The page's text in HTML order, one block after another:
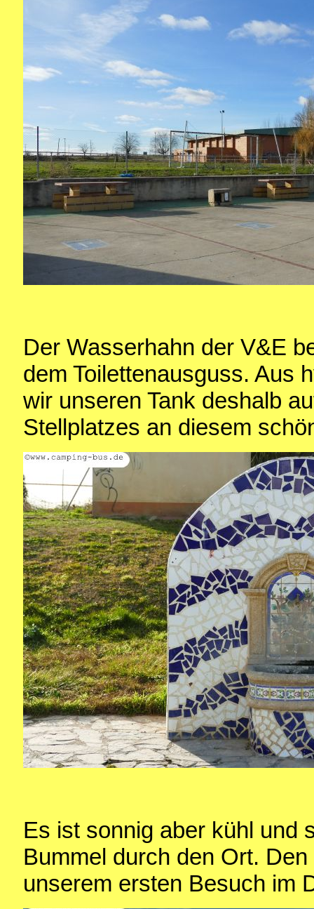
Der Wasserhahn der V&E
dem Toilettenausguss. Aus
wir unseren Tank deshalb
Stellplatzes an diesem
Es ist sonnig aber kühl und
Bummel durch den Ort.
unserem ersten Besuch im